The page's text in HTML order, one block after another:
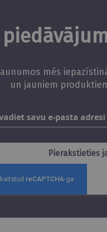
mēs
un jauniem
Pierakstieties